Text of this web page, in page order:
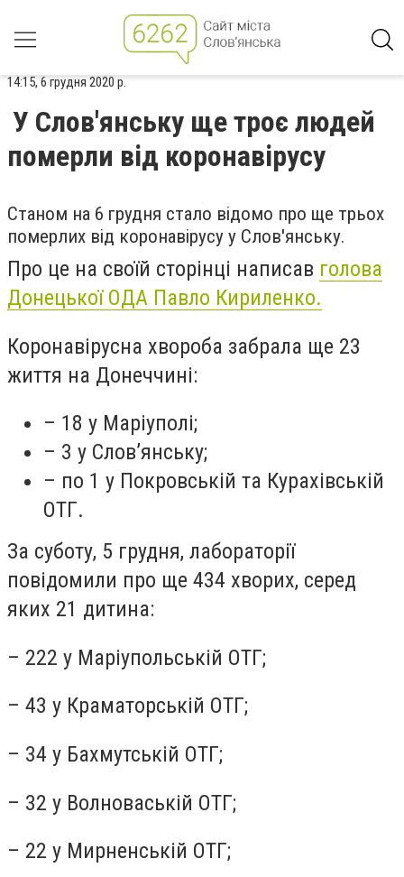
14:15, 6 грудня 2020 р.
У Слов'янську ще троє людей
померли від коронавірусу
Станом на 6 грудня стало відомо про ще трьох
померлих від коронавірусу у Слов'янську.
Про це на своїй сторінці написав голова
Донецької ОДА Павло Кириленко.
Коронавірусна хвороба забрала ще 23
життя на Донеччині:
– 18 у Маріуполі;
– 3 у Слов’янську;
– по 1 у Покровській та Курахівській
ОТГ.
За суботу, 5 грудня, лабораторії
повідомили про ще 434 хворих, серед
яких 21 дитина:
– 222 у Маріупольській ОТГ;
– 43 у Краматорській ОТГ;
– 34 у Бахмутській ОТГ;
– 32 у Волноваській ОТГ;
– 22 у Мирненській ОТГ;